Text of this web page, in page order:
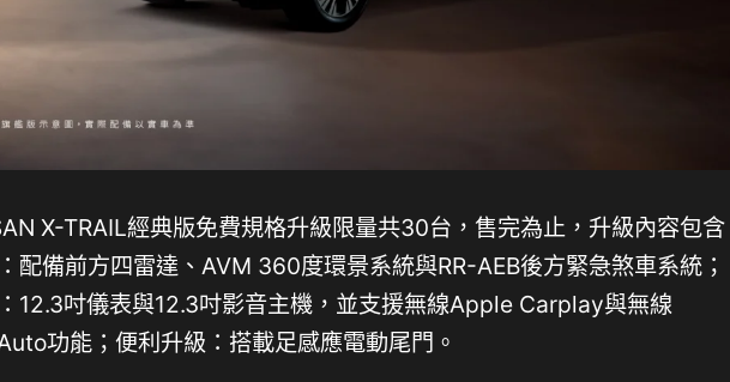
X-TRAIL經典版免費規格升級限量共30台，售完為止，升級內容包含
配備前方四雷達、AVM 360度環景系統與RR-AEB後方緊急煞車系統；
12.3吋儀表與12.3吋影音主機，並支援無線Apple Carplay與無線
功能；便利升級：搭載足感應電動尾門。